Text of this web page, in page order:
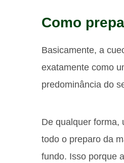
Como
Basicamente, a
exatamente como
predominância do
De qualquer forma,
todo o preparo da
fundo. Isso porque